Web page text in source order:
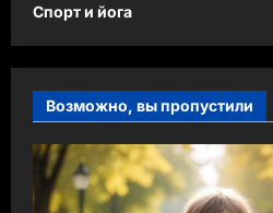
Спорт и йога
Возможно, вы пропустили